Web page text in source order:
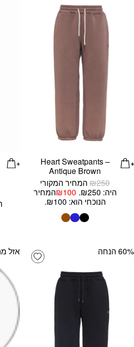
Heart Sweatpants –
Antique Brown
₪250
המחיר המקורי
היה: ₪250.
₪100
המחיר
הנוכחי הוא: ₪100.
Add wishlist ‫60% הנחה אזל